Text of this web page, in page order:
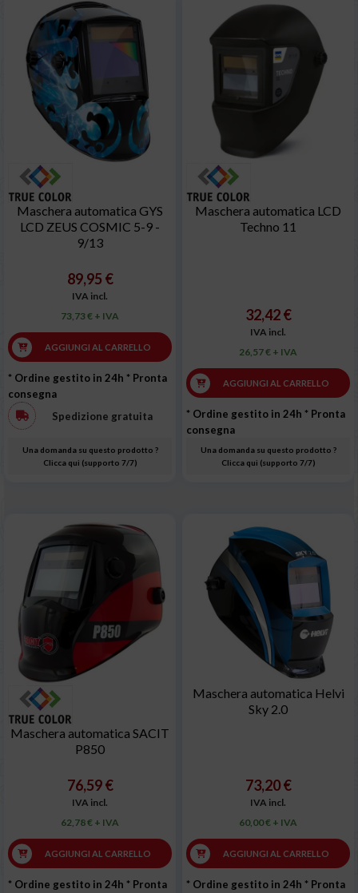
Maschera automatica GYS
LCD ZEUS COSMIC 5-9 -
9/13
89,95 €
IVA incl.
73,73 € + IVA
AGGIUNGI AL CARRELLO
* Ordine gestito in 24h * Pronta
consegna
Spedizione gratuita
Una domanda su questo prodotto ?
Clicca qui (supporto 7/7)
Maschera automatica LCD
Techno 11
32,42 €
IVA incl.
26,57 € + IVA
AGGIUNGI AL CARRELLO
* Ordine gestito in 24h * Pronta
consegna
Una domanda su questo prodotto ?
Clicca qui (supporto 7/7)
Maschera automatica SACIT
P850
76,59 €
IVA incl.
62,78 € + IVA
AGGIUNGI AL CARRELLO
* Ordine gestito in 24h * Pronta
Maschera automatica Helvi
Sky 2.0
73,20 €
IVA incl.
60,00 € + IVA
AGGIUNGI AL CARRELLO
* Ordine gestito in 24h * Pronta